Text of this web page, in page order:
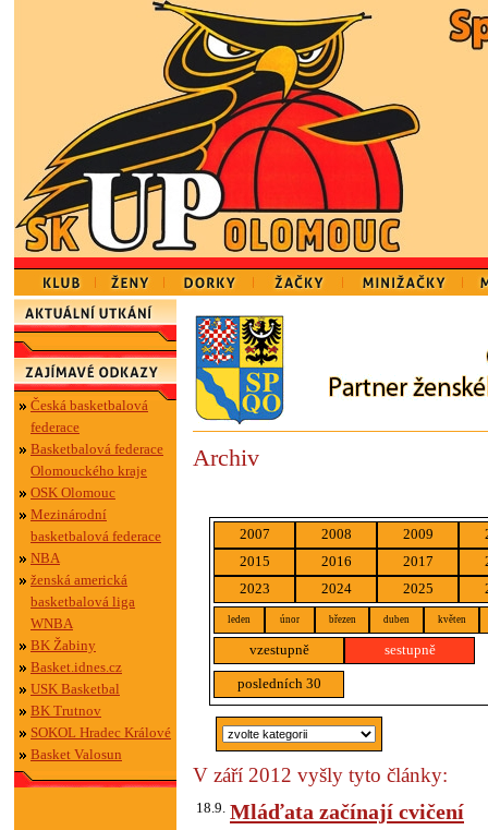
Česká basketbalová
federace
Basketbalová federace
Olomouckého kraje
OSK Olomouc
Mezinárodní
basketbalová federace
NBA
ženská americká
basketbalová liga
WNBA
BK Žabiny
Basket.idnes.cz
USK Basketbal
BK Trutnov
SOKOL Hradec Králové
Basket Valosun
Archiv
2007 2008 2009
2015
2016 2017
2023
2024 2025
leden únor březen duben květen
vzestupně sestupně
posledních 30
V září 2012 vyšly tyto články:
18.9. Mláďata začínají cvičení